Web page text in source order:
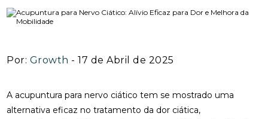
Por: Growth - 17 de Abril de 2025
A acupuntura para nervo ciático tem se mostrado uma
alternativa eficaz no tratamento da dor ciática,
BENEFÍCIOS E ENCONTRE OS MELHORES
ESPECIALISTAS NA REGIÃO
INCRÍVEIS PARA ALÍVIO
CIÁTICO E MELHORAR A QUALIDADE DE VIDA
acupunturista consulta
fisioterapia de reabilitação vestibular